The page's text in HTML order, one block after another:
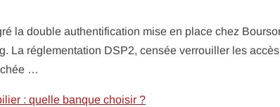
la double authentification mise en place chez
La réglementation DSP2, censée verrouiller les
…
: quelle banque choisir ?